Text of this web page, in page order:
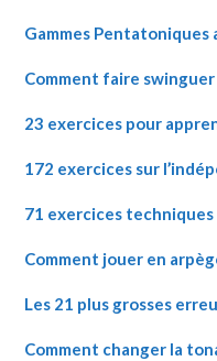
Gammes Pentatoniques
Comment faire swinguer
23 exercices pour
172 exercices sur
71 exercices techniques
Comment jouer en
Les 21 plus grosses
Comment changer la